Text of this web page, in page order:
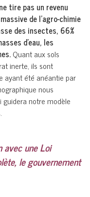
tire pas un revenu
de l’agro-chimie
des insectes, 66%
d’eau, les
Quant aux sols
inerte, ils sont
ayant été anéantie par
nous
notre modèle
avec une Loi
le gouvernement